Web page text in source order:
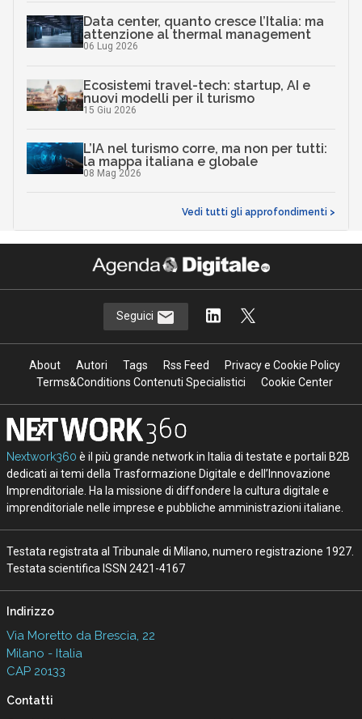
Data center, quanto cresce l’Italia: ma
attenzione al thermal management
06 Lug 2026
Ecosistemi travel-tech: startup, AI e
nuovi modelli per il turismo
15 Giu 2026
L’IA nel turismo corre, ma non per tutti:
la mappa italiana e globale
08 Mag 2026
Vedi tutti gli approfondimenti >
Seguici
About Autori Tags Rss Feed
Privacy e Cookie Policy
Terms&Conditions Contenuti Specialistici
Cookie Center
Nextwork360 è il più grande network in Italia di testate e portali B2B
dedicati ai temi della Trasformazione Digitale e dell’Innovazione
Imprenditoriale. Ha la missione di diffondere la cultura digitale e
imprenditoriale nelle imprese e pubbliche amministrazioni italiane.
Testata registrata al Tribunale di Milano, numero registrazione 1927.
Testata scientifica ISSN 2421-4167
Indirizzo
Via Moretto da Brescia, 22
Milano - Italia
CAP 20133
Contatti